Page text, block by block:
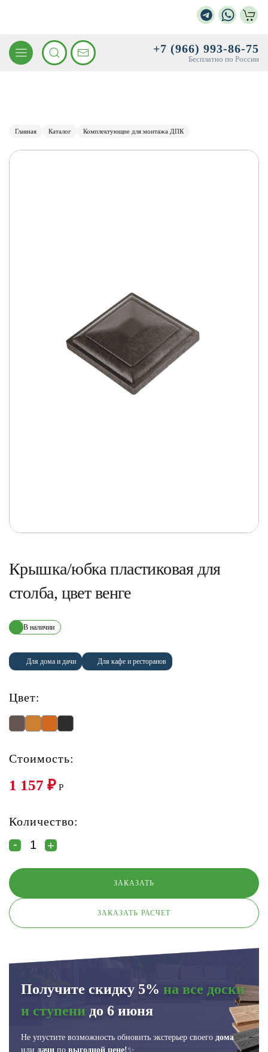
+7 (966) 993-86-75
Бесплатно по России
Главная Каталог Комплектующие для монтажа ДПК
Крышка/юбка пластиковая для
столба, цвет венге
В наличии
Для дома и дачи Для кафе и ресторанов
Цвет:
Стоимость:
1 157 ₽ P
Количество:
ЗАКАЗАТЬ РАСЧЕТ
Получите скидку 5% на все доски
и ступени до 6 июня
Не упустите возможность обновить экстерьер своего дома
или дачи по выгодной цене!✨